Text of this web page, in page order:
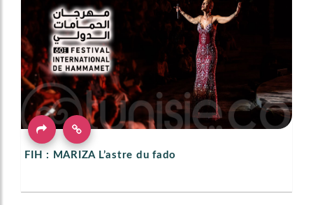
FIH : MARIZA L’astre du fado